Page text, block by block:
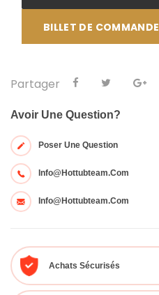
BILLET DE COMMANDE
Partager
Avoir Une Question?
Poser Une Question
Info@hottubteam.com
Info@hottubteam.com
Achats Sécurisés